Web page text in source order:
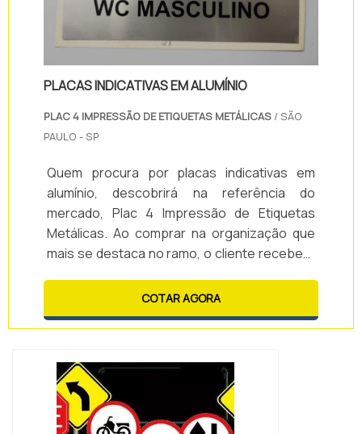
PLACAS INDICATIVAS EM ALUMÍNIO
PLAC 4 IMPRESSÃO DE ETIQUETAS METÁLICAS / SÃO
PAULO - SP
Quem procura por placas indicativas em
alumínio, descobrirá na referência do
mercado, Plac 4 Impressão de Etiquetas
Metálicas. Ao comprar na organização que
mais se destaca no ramo, o cliente receberá
garantia de adquirir produtos que solucionem
qualquer demanda.Quando a temática é
placas indicativas em alumínio, com a Plac 4
encontrará precisão e as melhor...
COTAR AGORA